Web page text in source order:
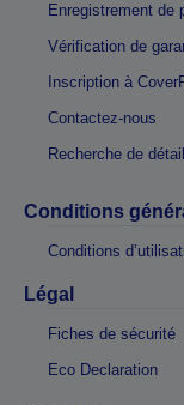
Enregistrement de
Vérification de
Inscription à
Contactez-nous
Recherche de
Conditions
Conditions
Légal
Fiches de sécurité
Eco Declaration